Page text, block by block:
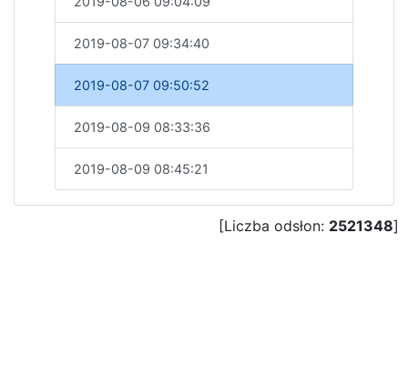
2019-08-07 09:34:40
2019-08-07 09:50:52
2019-08-09 08:33:36
2019-08-09 08:45:21
[Liczba odsłon: 2521348]